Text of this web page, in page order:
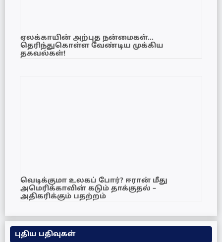
ஏலக்காயின் அற்புத நன்மைகள்…
தெரிந்துகொள்ள வேண்டிய முக்கிய
தகவல்கள்!
வெடிக்குமா உலகப் போர்? ஈரான் மீது
அமெரிக்காவின் கடும் தாக்குதல் –
அதிகரிக்கும் பதற்றம்
புதிய பதிவுகள்